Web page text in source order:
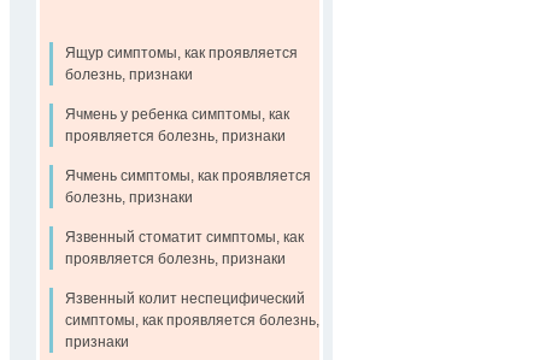
Ящур симптомы, как проявляется
болезнь, признаки
Ячмень у ребенка симптомы, как
проявляется болезнь, признаки
Ячмень симптомы, как проявляется
болезнь, признаки
Язвенный стоматит симптомы, как
проявляется болезнь, признаки
Язвенный колит неспецифический
симптомы, как проявляется болезнь,
признаки